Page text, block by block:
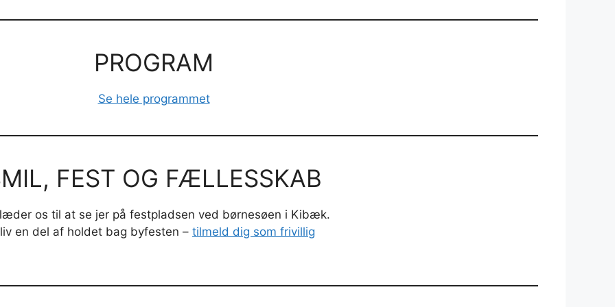
PROGRAM
Se hele programmet
FEST OG FÆLLESSKAB
os til at se jer på festpladsen ved børnesøen i Kibæk.
en del af holdet bag byfesten – tilmeld dig som frivillig